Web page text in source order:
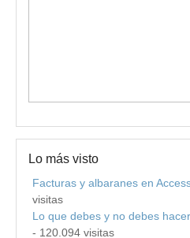
Lo más visto
Facturas y albaranes en
visitas
Lo que debes y no debes
- 120.094 visitas